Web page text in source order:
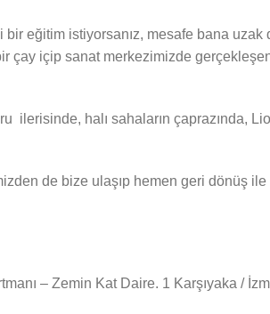
eğitim istiyorsanız, mesafe bana
içip sanat merkezimizde
ilerisinde, halı sahaların çaprazında,
de bize ulaşıp hemen geri dönüş
– Zemin Kat Daire. 1 Karşıyaka /